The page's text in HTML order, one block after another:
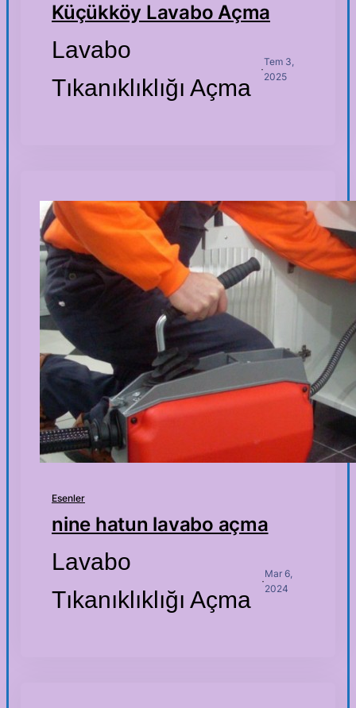
Küçükköy Lavabo Açma
Lavabo
Tıkanıklıklığı Açma
·
Tem 3,
2025
Esenler
nine hatun lavabo açma
Lavabo
Tıkanıklıklığı Açma
·
Mar 6,
2024